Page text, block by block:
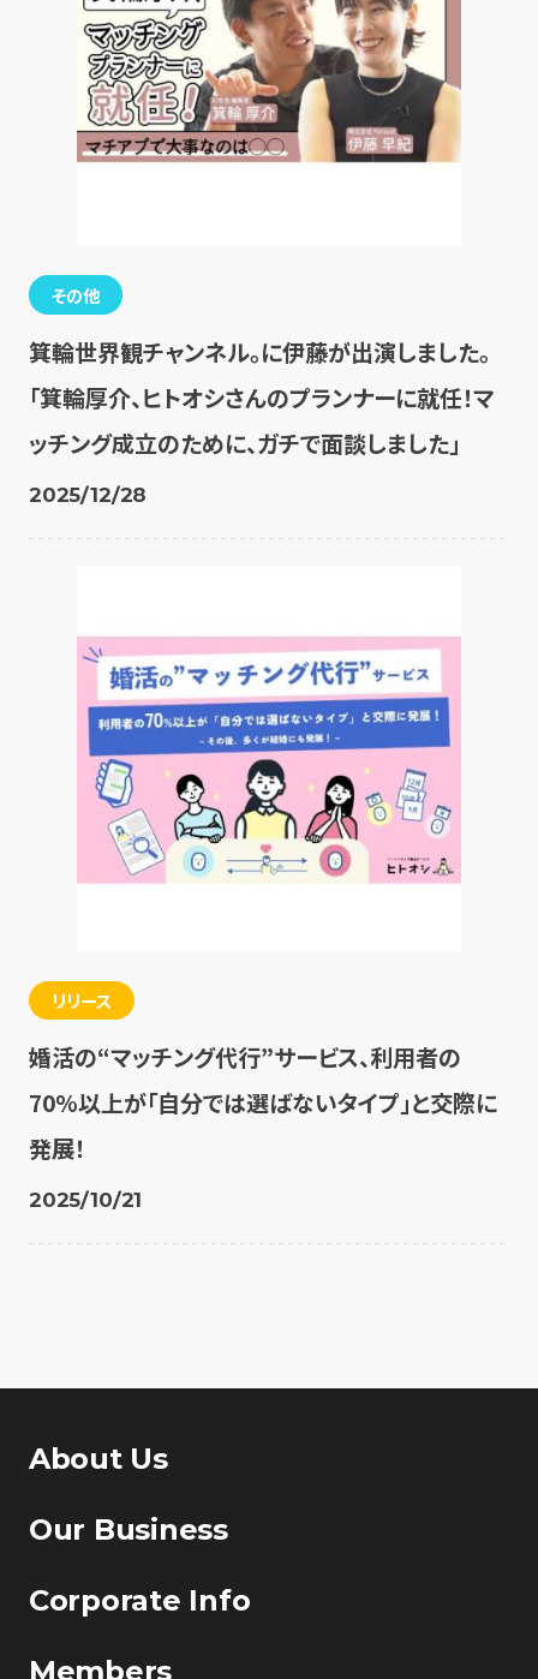
その他
箕輪世界観チャンネル。に伊藤が出演しました。
「箕輪厚介、ヒトオシさんのプランナーに就任！マ
ッチング成立のために、ガチで面談しました」
2025/12/28
リリース
婚活の“マッチング代行”サービス、利用者の
70%以上が「自分では選ばないタイプ」と交際に
発展！
2025/10/21
About Us
Our Business
Corporate Info
Members